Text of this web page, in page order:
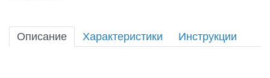
Инструмент,измерительные приборы,расходники
Описание Характеристики Инструкции